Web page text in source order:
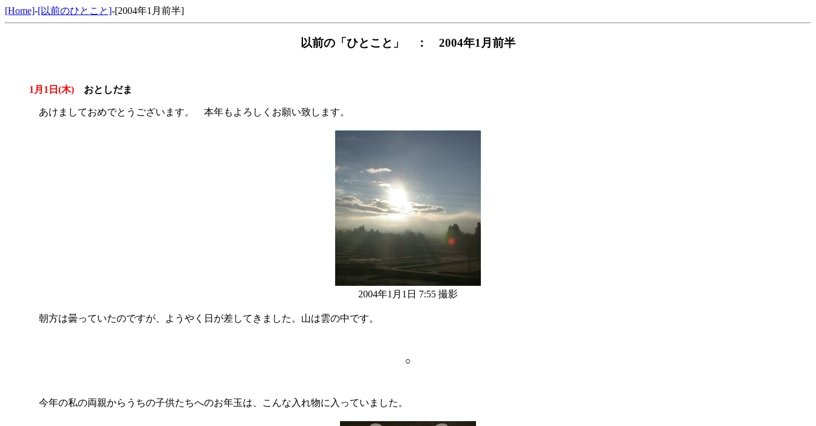
[Home]-[以前のひとこと]-[2004年1月前半]
以前の「ひとこと」 ： 2004年1月前半
1月1日(木) おとしだま
あけましておめでとうございます。 本年もよろしくお願い致します。
2004年1月1日 7:55 撮影
朝方は曇っていたのですが、ようやく日が差してきました。山は雲の中です。
○
今年の私の両親からうちの子供たちへのお年玉は、こんな入れ物に入っていました。